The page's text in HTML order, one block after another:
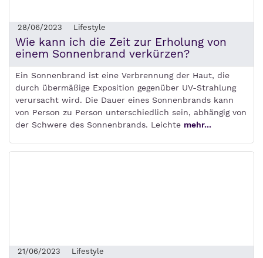
28/06/2023 Lifestyle
Wie kann ich die Zeit zur Erholung von
einem Sonnenbrand verkürzen?
Ein Sonnenbrand ist eine Verbrennung der Haut, die
durch übermäßige Exposition gegenüber UV-Strahlung
verursacht wird. Die Dauer eines Sonnenbrands kann
von Person zu Person unterschiedlich sein, abhängig von
der Schwere des Sonnenbrands. Leichte mehr...
21/06/2023 Lifestyle